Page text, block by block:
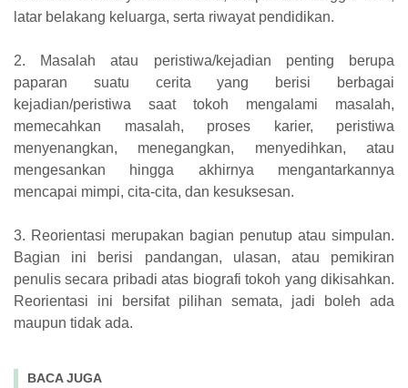
latar belakang keluarga, serta riwayat pendidikan.
2. Masalah atau peristiwa/kejadian penting berupa
paparan suatu cerita yang berisi berbagai
kejadian/peristiwa saat tokoh mengalami masalah,
memecahkan masalah, proses karier, peristiwa
menyenangkan, menegangkan, menyedihkan, atau
mengesankan hingga akhirnya mengantarkannya
mencapai mimpi, cita-cita, dan kesuksesan.
3. Reorientasi merupakan bagian penutup atau simpulan.
Bagian ini berisi pandangan, ulasan, atau pemikiran
penulis secara pribadi atas biografi tokoh yang dikisahkan.
Reorientasi ini bersifat pilihan semata, jadi boleh ada
maupun tidak ada.
BACA JUGA